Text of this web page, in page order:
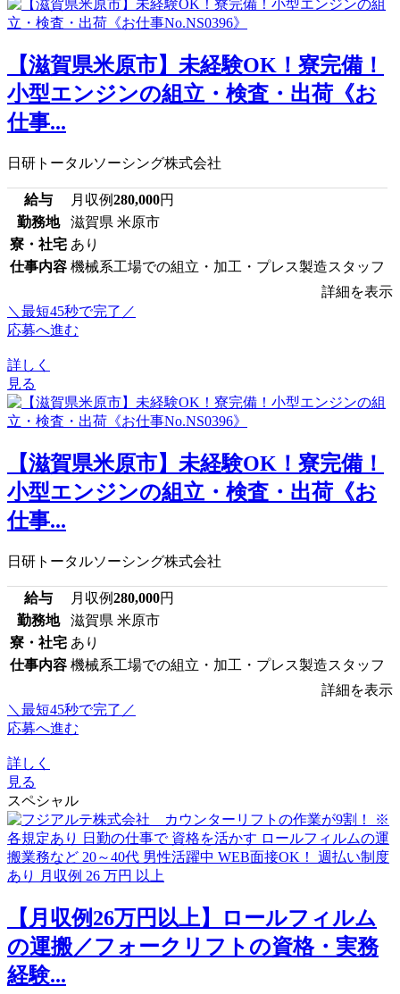
【滋賀県米原市】未経験OK！寮完備！
小型エンジンの組立・検査・出荷《お
仕事...
日研トータルソーシング株式会社
給与 月収例280,000円
勤務地
滋賀県 米原市
寮・社宅 あり
仕事内容 機械系工場での組立・加工・プレス製造スタッフ
詳細を表示
＼最短45秒で完了／
応募へ進む
詳しく
見る
【滋賀県米原市】未経験OK！寮完備！
小型エンジンの組立・検査・出荷《お
仕事...
日研トータルソーシング株式会社
給与 月収例280,000円
勤務地
滋賀県 米原市
寮・社宅 あり
仕事内容 機械系工場での組立・加工・プレス製造スタッフ
詳細を表示
＼最短45秒で完了／
応募へ進む
詳しく
見る
スペシャル
【月収例26万円以上】ロールフィルム
の運搬／フォークリフトの資格・実務
経験...